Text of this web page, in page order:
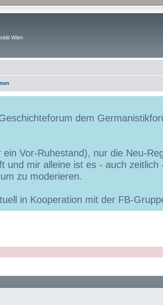
Wien
dem
Vor-Ruhestand), nur die Neu-
und mir alleine ist es - auch
zu moderieren.
in Kooperation mit der FB-